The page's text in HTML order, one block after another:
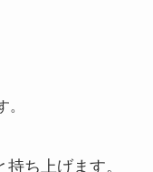
。
ち上げます。